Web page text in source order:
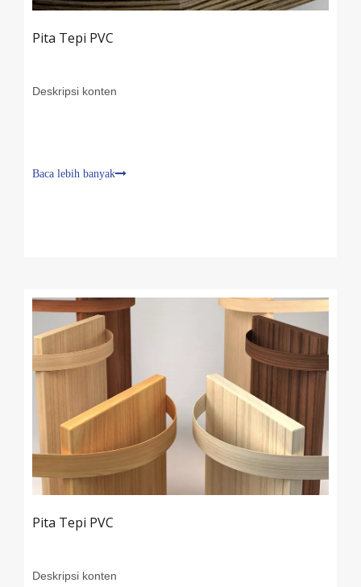
Pita Tepi PVC
Deskripsi konten
Baca lebih banyak
Pita Tepi PVC
Deskripsi konten